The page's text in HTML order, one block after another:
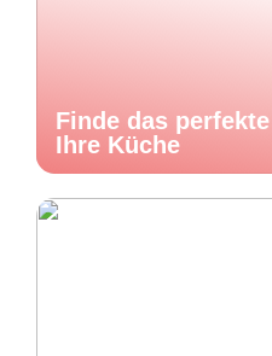
Finde das
Ihre Küche